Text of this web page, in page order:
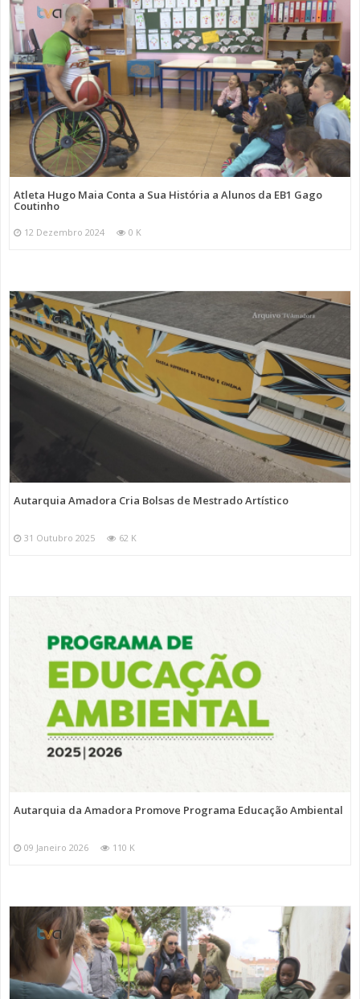
Atleta Hugo Maia Conta a Sua História a Alunos da EB1 Gago
Coutinho
12 Dezembro 2024 0 K
Autarquia Amadora Cria Bolsas de Mestrado Artístico
31 Outubro 2025 62 K
Autarquia da Amadora Promove Programa Educação Ambiental
09 Janeiro 2026 110 K